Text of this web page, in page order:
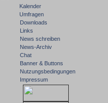
Kalender
Umfragen
Downloads
Links
News schreiben
News-Archiv
Chat
Banner & Buttons
Nutzungsbedingungen
Impressum